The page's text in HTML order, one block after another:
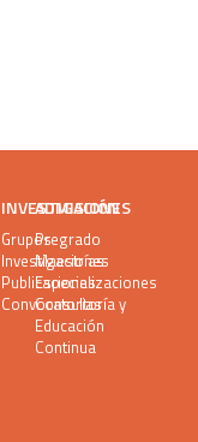
INVESTIGACIÓN
Grupos
Investigaciones
Publicaciones
Convocatorias
ADMISIONES
Pregrado
Maestrías
Especializaciones
Consultoría y
Educación
Continua